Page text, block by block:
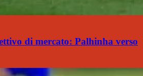
di mercato: Palhinha verso